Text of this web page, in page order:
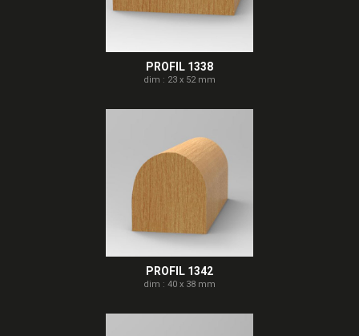
PROFIL 1338
dim : 23 x 52 mm
PROFIL 1342
dim : 40 x 38 mm